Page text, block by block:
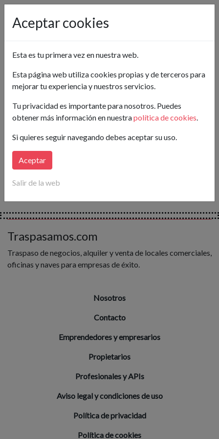
búsqueda.
nuevos anuncios que coincidan con tus necesidades.
Traspasamos.com
Traspaso de negocios, alquiler y venta de locales comerciales,
oficinas y naves para empresas de éxito.
Nosotros
Contacto
Emprendedores y empresarios
Propietarios
Profesionales y APIs
Aviso legal y condiciones de uso
Política de privacidad
Política de cookies
Aceptar cookies
Esta es tu primera vez en nuestra web.
Esta página web utiliza cookies propias y de terceros para
mejorar tu experiencia y nuestros servicios.
Tu privacidad es importante para nosotros. Puedes
obtener más información en nuestrapolítica de cookies.
Si quieres seguir navegando debes aceptar su uso.
Aceptar
Salir de la web